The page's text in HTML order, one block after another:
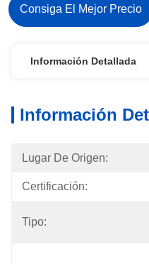
Consiga El Mejor Precio
Información Detallada
Información
Lugar De Origen:
Certificación:
Tipo: